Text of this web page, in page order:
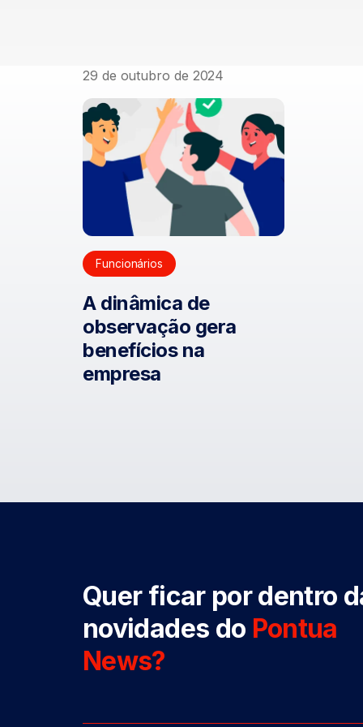
29 de outubro de 2024
Funcionários
A dinâmica de
observação gera
benefícios na
empresa
Quer ficar por dentro
novidades do Pontua
News?